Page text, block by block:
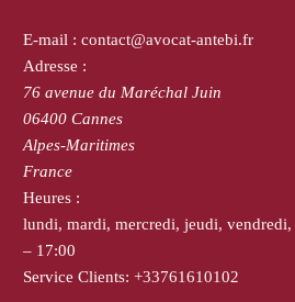
E-mail : contact@avocat-antebi.fr
Adresse :
76 avenue du Maréchal Juin
06400 Cannes
Alpes-Maritimes
France
Heures :
lundi, mardi, mercredi, jeudi, vendredi,
– 17:00
Service Clients: +33761610102